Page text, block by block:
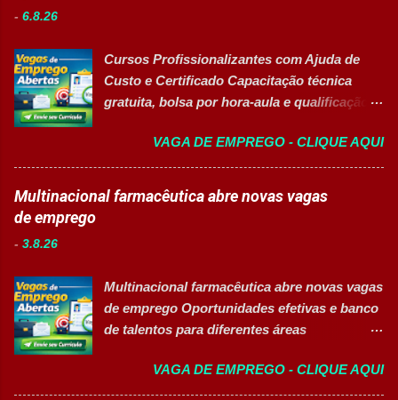
produtiva. Requisitos Ensino Médio
completo. Disponibilidade para trab...
melhores empresas para trabalhar,
oferecendo oportunidades de crescimento,
desenvolvimento profissional e um ambiente
CANDIDATAR-SE AGORA 📋 Principais
Atividades ✅ Auxiliar nas atividades de
embalagem, envase, manipulação e
Auxiliar no setup e abastecimento das linhas
produtivas; ✅ Conferir materiais recebidos e
realizar devoluções quand...
- 6.8.26
Cursos Profissionalizantes com Ajuda de
Custo e Certificado Capacitação técnica
gratuita, bolsa por hora-aula e qualificação
MINHA VAGA Sobre o Programa de
Qualificação Estão abertas as inscrições
para programas de formação
profissionalizante voltados para o
certificação reconhecida, os participantes
contam com uma ajuda de custo calculada
em R$ 6,00 por hora-aula frequentada , ideal
durante todo o período de estudos. Opções
VAGA DE EMPREGO - CLIQUE AQUI
Multinacional farmacêutica abre novas vagas
de emprego
- 3.8.26
Multinacional farmacêutica abre novas vagas
de emprego Oportunidades efetivas e banco
de talentos para diferentes áreas
Sobre as oportunidades Uma das maiores
multinacionais farmacêuticas do Brasil está
VAGA DE EMPREGO - CLIQUE AQUI